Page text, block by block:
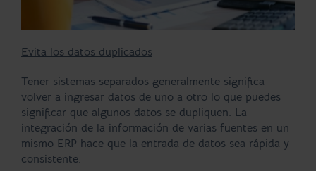
Evita los datos duplicados
Tener sistemas separados generalmente significa
volver a ingresar datos de uno a otro lo que puedes
significar que algunos datos se dupliquen. La
integración de la información de varias fuentes en un
mismo ERP hace que la entrada de datos sea rápida y
consistente.